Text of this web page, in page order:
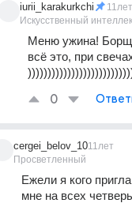
iurii_karakurkchi
Искусственный
11лет
Меню ужина!
всё это, при
0
cergei_belov_10
Просветленный
11лет
Ежели я кого
мне на всех